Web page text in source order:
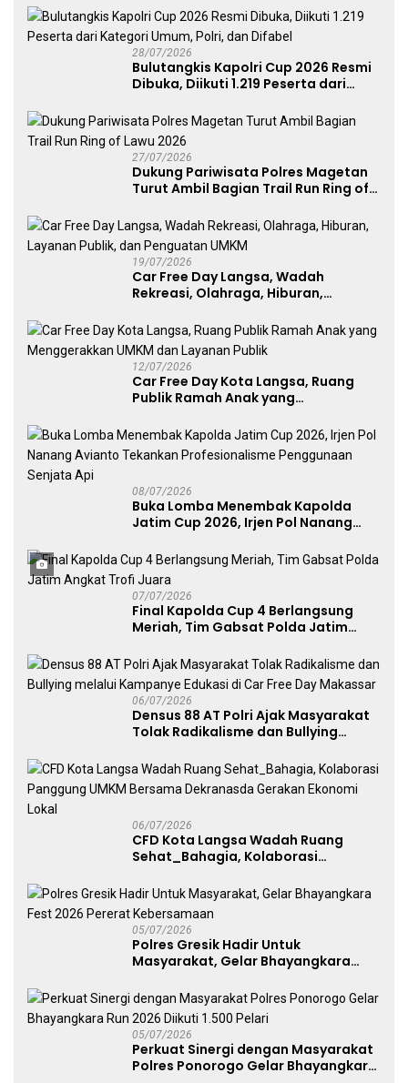
Atlet Nasional
28/07/2026
Bulutangkis Kapolri Cup 2026 Resmi
Dibuka, Diikuti 1.219 Peserta dari
27/07/2026
Dukung Pariwisata Polres Magetan
Turut Ambil Bagian Trail Run Ring of
19/07/2026
Car Free Day Langsa, Wadah
Rekreasi, Olahraga, Hiburan,
UMKM
12/07/2026
Car Free Day Kota Langsa, Ruang
Publik Ramah Anak yang
Publik
08/07/2026
Buka Lomba Menembak Kapolda
Jatim Cup 2026, Irjen Pol Nanang
Penggunaan Senjata Api
07/07/2026
Final Kapolda Cup 4 Berlangsung
Meriah, Tim Gabsat Polda Jatim
06/07/2026
Densus 88 AT Polri Ajak Masyarakat
Tolak Radikalisme dan Bullying
Free Day Makassar
06/07/2026
CFD Kota Langsa Wadah Ruang
Sehat_Bahagia, Kolaborasi
Dekranasda Gerakan Ekonomi Lokal
05/07/2026
Polres Gresik Hadir Untuk
Masyarakat, Gelar Bhayangkara
05/07/2026
Perkuat Sinergi dengan Masyarakat
Polres Ponorogo Gelar Bhayangkara